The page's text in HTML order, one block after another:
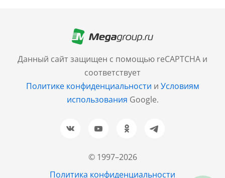
© 1997–2026
Политика конфиденциальности
Данный сайт защищен с помощью reCAPTCHA и
соответствует
Политике конфиденциальности и Условиям
использования Google.
+7 (499) 705-30-10
Санкт-Петербург
+7 (812) 600-77-33
Барнаул
+7 (961) 999-93-93
Новосибирск